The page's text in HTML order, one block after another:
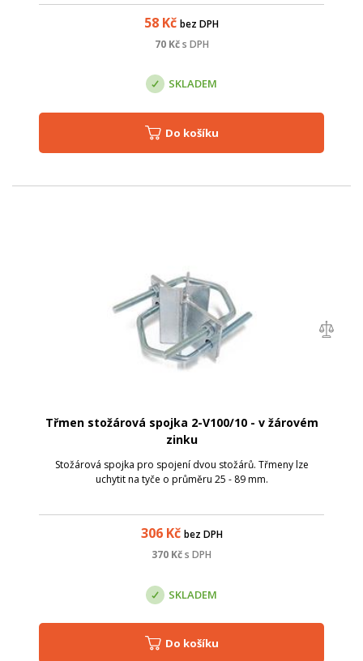
58 Kč bez DPH
70Kč s DPH
SKLADEM
Do košíku
Třmen stožárová spojka 2-V100/10 - v žárovém
zinku
Stožárová spojka pro spojení dvou stožárů. Třmeny lze
uchytit na tyče o průměru 25 - 89 mm.
306Kč bez DPH
370 Kčs DPH
SKLADEM
Do košíku